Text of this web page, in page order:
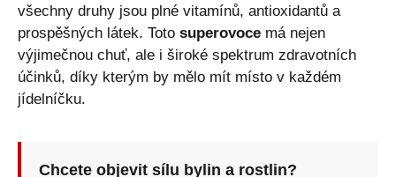
všechny druhy jsou plné vitamínů, antioxidantů a
prospěšných látek. Toto superovoce má nejen
výjimečnou chuť, ale i široké spektrum zdravotních
účinků, díky kterým by mělo mít místo v každém
jídelníčku.
Chcete objevit sílu bylin a rostlin?